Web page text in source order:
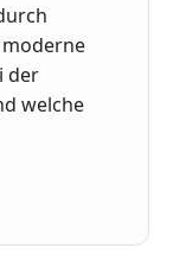
der
welche